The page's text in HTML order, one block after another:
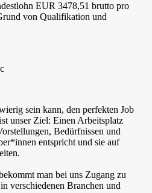
EUR 3478,51 brutto pro
von Qualifikation und
sein kann, den perfekten Job
unser Ziel: Einen Arbeitsplatz
Bedürfnissen und
entspricht und sie auf
man bei uns Zugang zu
verschiedenen Branchen und